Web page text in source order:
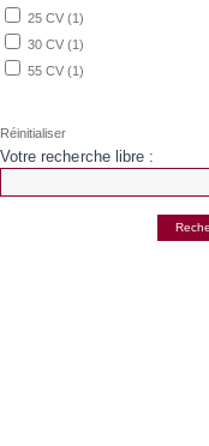
25 CV(1)
30 CV(1)
55 CV(1)
Votre recherche libre :